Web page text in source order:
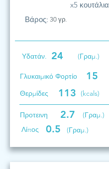
x5 κουτάλια
Βάρος: 30 γρ.
Υδατάν. 24 (Γραμ.)
Γλυκαιμικό Φορτίο 15
Θερμίδες 113 (kcals)
Προτεινη 2.7
(Γραμ.)
Λίπος
0.5 (Γραμ.)